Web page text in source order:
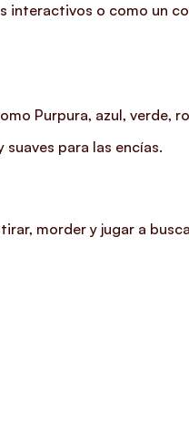
o como un
Purpura, azul, verde,
para las encías.
morder y jugar a